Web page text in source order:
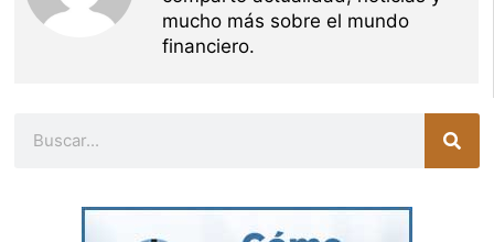
mucho más sobre el mundo
financiero.